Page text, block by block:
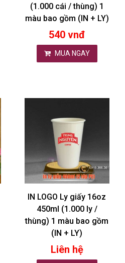
(1.000 cái / thùng) 1
màu bao gồm (IN + LY)
540 vnđ
MUA NGAY
IN LOGO Ly giấy 16oz
450ml (1.000 ly /
thùng) 1 màu bao gồm
(IN + LY)
Liên hệ